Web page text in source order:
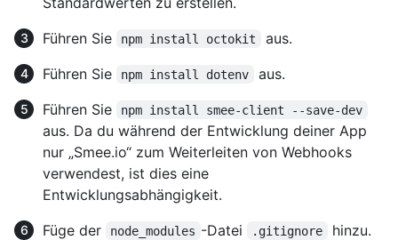
Führen Sie
npm install octokit
aus.
Führen Sie
npm install dotenv
aus.
Führen Sie
npm install smee-client --save-dev
aus. Da du während der Entwicklung deiner App
nur „Smee.io“ zum Weiterleiten von Webhooks
verwendest, ist dies eine
Entwicklungsabhängigkeit.
Füge der
node_modules -Datei .gitignore hinzu.